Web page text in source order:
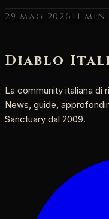
29 mag 202611 min
Diablo
La community italiana di
News, guide,
Sanctuary dal 2009.